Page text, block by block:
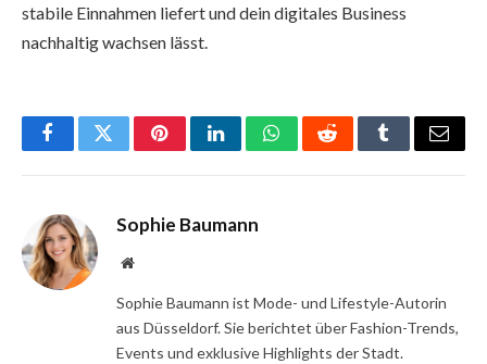
stabile Einnahmen liefert und dein digitales Business
nachhaltig wachsen lässt.
FacebookTwitterPinterestLinkedInWhatsAppRedditTumblrEmail
Sophie Baumann
Website
Sophie Baumann ist Mode- und Lifestyle-Autorin
aus Düsseldorf. Sie berichtet über Fashion-Trends,
Events und exklusive Highlights der Stadt.